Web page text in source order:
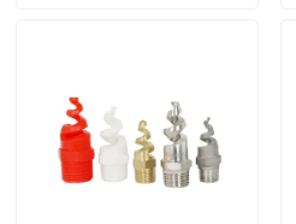
Visita alla fabbrica